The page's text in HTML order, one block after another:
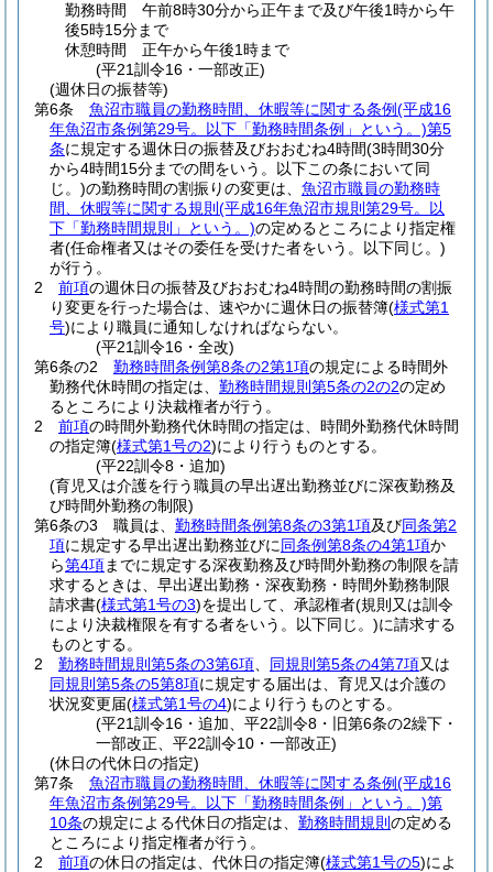
勤務時間 午前8時30分から正午まで及び午後1時から午
後5時15分まで
休憩時間 正午から午後1時まで
(平21訓令16・一部改正)
(週休日の振替等)
第6条
魚沼市職員の勤務時間、休暇等に関する条例(平成16
年魚沼市条例第29号。以下「勤務時間条例」という。)第5
条に規定する週休日の振替及びおおむね4時間(3時間30分
から4時間15分までの間をいう。以下この条において同
じ。)の勤務時間の割振りの変更は、 魚沼市職員の勤務時
間、休暇等に関する規則 (平成16年魚沼市規則第29号。以
下「勤務時間規則」という。)の定めるところにより指定権
者(任命権者又はその委任を受けた者をいう。以下同じ。)
が行う。
2
前項の週休日の振替及びおおむね4時間の勤務時間の割振
り変更を行った場合は、速やかに週休日の振替簿(様式第1
号)により職員に通知しなければならない。
(平21訓令16・全改)
第6条の2
勤務時間条例第8条の2第1項の規定による時間外
勤務代休時間の指定は、 勤務時間規則第5条の2の2の定め
るところにより決裁権者が行う。
2
前項の時間外勤務代休時間の指定は、時間外勤務代休時間
の指定簿(様式第1号の2)により行うものとする。
(平22訓令8・追加)
(育児又は介護を行う職員の早出遅出勤務並びに深夜勤務及
び時間外勤務の制限)
第6条の3
職員は、 勤務時間条例第8条の3第1項及び同条第2
項に規定する早出遅出勤務並びに同条例第8条の4第1項か
ら第4項までに規定する深夜勤務及び時間外勤務の制限を請
求するときは、早出遅出勤務・深夜勤務・時間外勤務制限
請求書(様式第1号の3)を提出して、承認権者(規則又は訓令
により決裁権限を有する者をいう。以下同じ。)に請求する
ものとする。
2
勤務時間規則第5条の3第6項 同規則第5条の4第7項又は
同規則第5条の5第8項に規定する届出は、育児又は介護の
状況変更届(様式第1号の4)により行うものとする。
(平21訓令16・追加、平22訓令8・旧第6条の2繰下・
一部改正、平22訓令10・一部改正)
(休日の代休日の指定)
第7条
魚沼市職員の勤務時間、休暇等に関する条例(平成16
年魚沼市条例第29号。以下「勤務時間条例」という。)第
10条の規定による代休日の指定は、 勤務時間規則 の定める
ところにより指定権者が行う。
2
前項の休日の指定は、代休日の指定簿(様式第1号の5)によ